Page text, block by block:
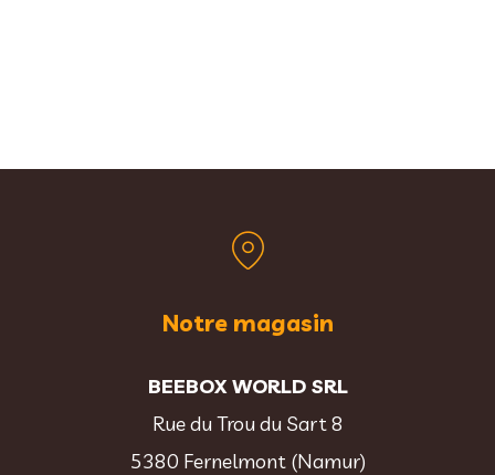
Notre magasin
BEEBOX WORLD SRL
Rue du Trou du Sart 8
5380 Fernelmont (Namur)